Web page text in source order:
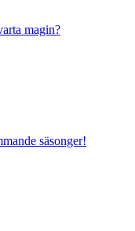
magin?
säsonger!